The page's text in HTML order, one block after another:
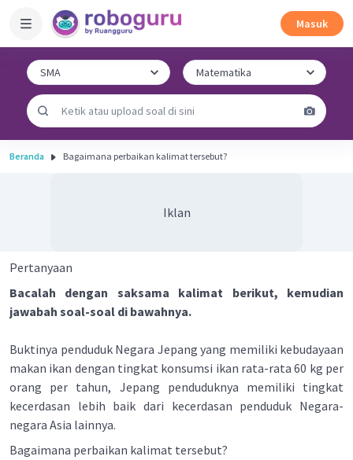
Masuk
Beranda Bagaimana perbaikan kalimat tersebut?
Iklan
Pertanyaan
Bacalah dengan saksama kalimat berikut, kemudian
jawabah soal-soal di bawahnya.
Buktinya penduduk Negara Jepang yang memiliki kebudayaan
makan ikan dengan tingkat konsumsi ikan rata-rata 60 kg per
orang per tahun, Jepang penduduknya memiliki tingkat
kecerdasan lebih baik dari kecerdasan penduduk Negara-
negara Asia lainnya.
Bagaimana perbaikan kalimat tersebut?